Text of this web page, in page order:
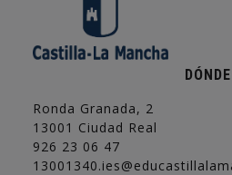
Ronda Granada, 2
13001 Ciudad Real
926 23 06 47